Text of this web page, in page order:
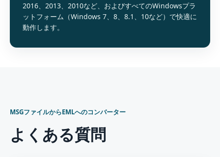
2016、2013、2010など、およびすべてのWindowsプラ
ットフォーム（Windows 7、8、8.1、10など）で快適に
動作します。
MSGファイルからEMLへのコンバーター
よくある質問